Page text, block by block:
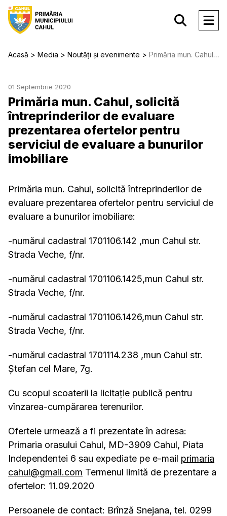
Acasă Media Noutăți și evenimente Primăria mun. Cahul, solicită întreprinderilor de evaluare prezentarea ofertelor pentru serviciul de evaluare a bunurilor imobiliare
01 Septembrie 2020
Primăria mun. Cahul, solicită
întreprinderilor de evaluare
prezentarea ofertelor pentru
serviciul de evaluare a bunurilor
imobiliare
Primăria mun. Cahul, solicită întreprinderilor de
evaluare prezentarea ofertelor pentru serviciul de
evaluare a bunurilor imobiliare:
-numărul cadastral 1701106.142 ,mun Cahul str.
Strada Veche, f/nr.
-numărul cadastral 1701106.1425,mun Cahul str.
Strada Veche, f/nr.
-numărul cadastral 1701106.1426,mun Cahul str.
Strada Veche, f/nr.
-numărul cadastral 1701114.238 ,mun Cahul str.
Ștefan cel Mare, 7g.
Cu scopul scoaterii la licitație publică pentru
vînzarea-cumpărarea terenurilor.
Ofertele urmează a fi prezentate în adresa:
Primaria orasului Cahul, MD-3909 Cahul, Piata
Independentei 6 sau expediate pe e-mail primaria
cahul@gmail.com Termenul limită de prezentare a
ofertelor: 11.09.2020
Persoanele de contact: Brînză Snejana, tel. 0299